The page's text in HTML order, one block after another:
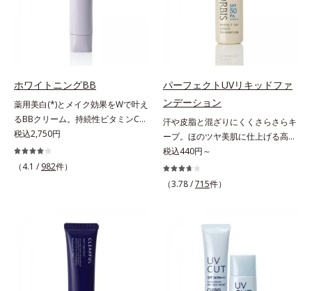
(*2)が凹凸を埋めて、肌に薄いヴェ
ールをかけるようにカバー。さらに
肌のようなナチュラルなツヤ感を演
出します。また、皮脂を吸着する
「あぶらとりパウダー(*3)」を配合
し、くずれ＆テカリを防いでサラサ
ラ肌が長時間続きます。パウダータ
イプながら、SPF50+・PA++++。パ
ウダーならではの軽いつけごこち
ャーにも大活躍してくれます。*1
シリカ、セルロース、窒化ホウ素配
合＝セミマット肌を叶える球状と板
状の粉体*2 シリカ6種類、セルロー
ス*3 シリカ配合＝皮脂を吸着する
ー ファンデーション」は紫外線吸
収剤不使用のうえ、敏感肌対象パッ
チテスト済(*2)、ノンコメドジェニ
ことを考えた設計。さらに美容成分
に包まれた水分保持力の高い粉体や
肌をいたわる保湿成分をたっぷり配
合しました。肌にやさしいだけでな
く、毛穴や凸凹、赤みをカバーし
て、自然な陶器肌を叶えます。*1
乾燥など*2 すべての人に皮膚刺激
がおきないというわけではありませ
ありません。
ホワイトニングBB
薬用美白(*)とメイク効果をWで叶え
るBBクリーム。持続性ビタミンC誘
導体で美白しながらくすみのない軽
やか美肌を長時間キープ。メイクし
ながら日中美白(*)効果も発揮する、
白美容液に色をつける”製法で生ま
れたBBだから、塗るだけで日中も
美白効果を発揮。さらに肌のくすみ
をパッと飛ばし、皮脂テカを防ぎな
がら明るい肌を長時間キープしま
税込2,750円
（4.1 / 982件）
パーフェクトUVリキッドファ
ンデーション
汗や皮脂と混ざりにくくさらさらキ
ープ。ほのツヤ美肌に仕上げる高
SPFファンデ。SPF50・PA++++で紫
外線を強力カットしながら、さらさ
ら美肌が10時間(*)続くリキッドフ
で、時間が経ってもくすみにくく、
くずれにくく、軽やかにピタッとフ
ィット。まるでつけたてのような美
肌をキープします。またドーナツ型
の粉体を採用したことで、より多く
税込440円～
（3.78 /715件）